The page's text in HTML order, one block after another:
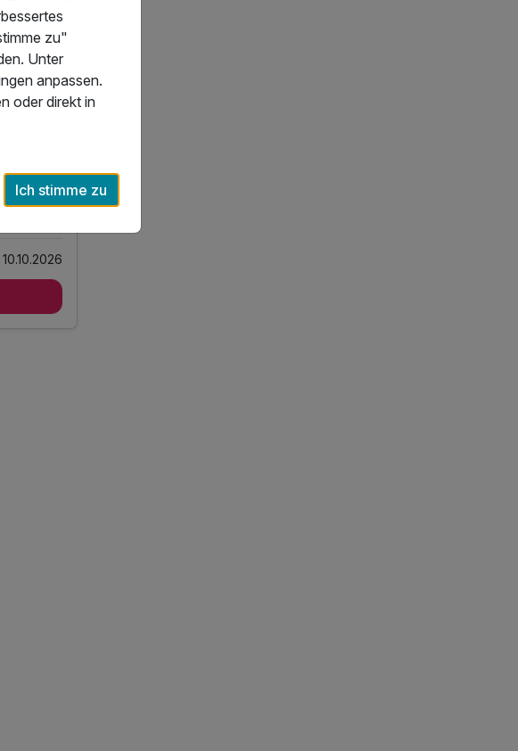
inkl. JOKER Card mit vielen tollen Vergünstigungen
zu"
Unter
anpassen.
oder direkt in
Ich stimme zu